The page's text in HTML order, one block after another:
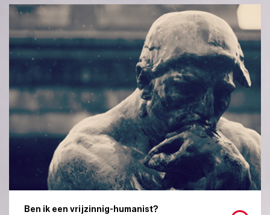
Ben ik een vrijzinnig-humanist?